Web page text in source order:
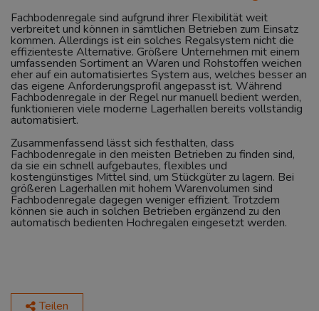
Fachbodenregale sind aufgrund ihrer Flexibilität weit
verbreitet und können in sämtlichen Betrieben zum Einsatz
kommen. Allerdings ist ein solches Regalsystem nicht die
effizienteste Alternative. Größere Unternehmen mit einem
umfassenden Sortiment an Waren und Rohstoffen weichen
eher auf ein automatisiertes System aus, welches besser an
das eigene Anforderungsprofil angepasst ist. Während
Fachbodenregale in der Regel nur manuell bedient werden,
funktionieren viele moderne Lagerhallen bereits vollständig
automatisiert.
Zusammenfassend lässt sich festhalten, dass
Fachbodenregale in den meisten Betrieben zu finden sind,
da sie ein schnell aufgebautes, flexibles und
kostengünstiges Mittel sind, um Stückgüter zu lagern. Bei
größeren Lagerhallen mit hohem Warenvolumen sind
Fachbodenregale dagegen weniger effizient. Trotzdem
können sie auch in solchen Betrieben ergänzend zu den
automatisch bedienten Hochregalen eingesetzt werden.
Teilen